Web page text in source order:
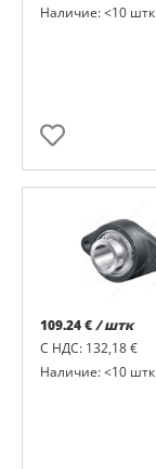
Наличие: <10 штк
109.24 €/ штк
С НДС: 132,18 €
Наличие: <10 штк